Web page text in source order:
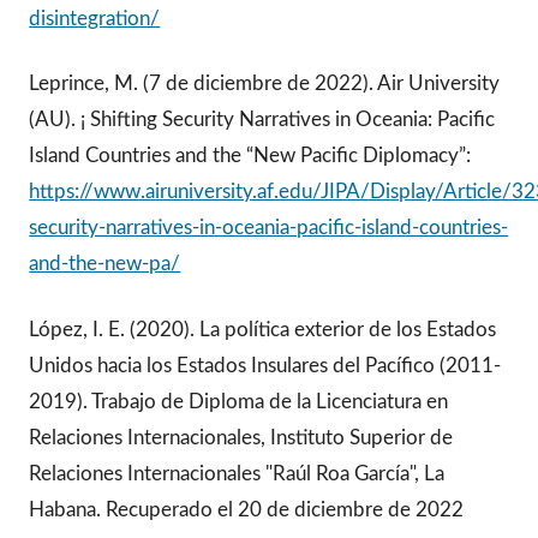
disintegration/
Leprince, M. (7 de diciembre de 2022). Air University
(AU). ¡ Shifting Security Narratives in Oceania: Pacific
Island Countries and the “New Pacific Diplomacy”:
https://www.airuniversity.af.edu/JIPA/Display/Article/
security-narratives-in-oceania-pacific-island-countries-
and-the-new-pa/
López, I. E. (2020). La política exterior de los Estados
Unidos hacia los Estados Insulares del Pacífico (2011-
2019). Trabajo de Diploma de la Licenciatura en
Relaciones Internacionales, Instituto Superior de
Relaciones Internacionales "Raúl Roa García", La
Habana. Recuperado el 20 de diciembre de 2022